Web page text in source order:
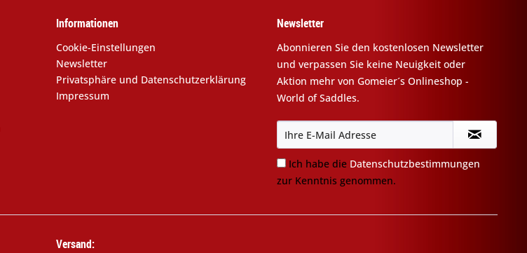
Informationen
Cookie-Einstellungen
Newsletter
Privatsphäre und Datenschutzerklärung
Impressum
Newsletter
Abonnieren Sie den kostenlosen Newsletter
und verpassen Sie keine Neuigkeit oder
Aktion mehr von Gomeier´s Onlineshop -
World of Saddles.
Ich habe die Datenschutzbestimmungen
zur Kenntnis genommen.
Versand: